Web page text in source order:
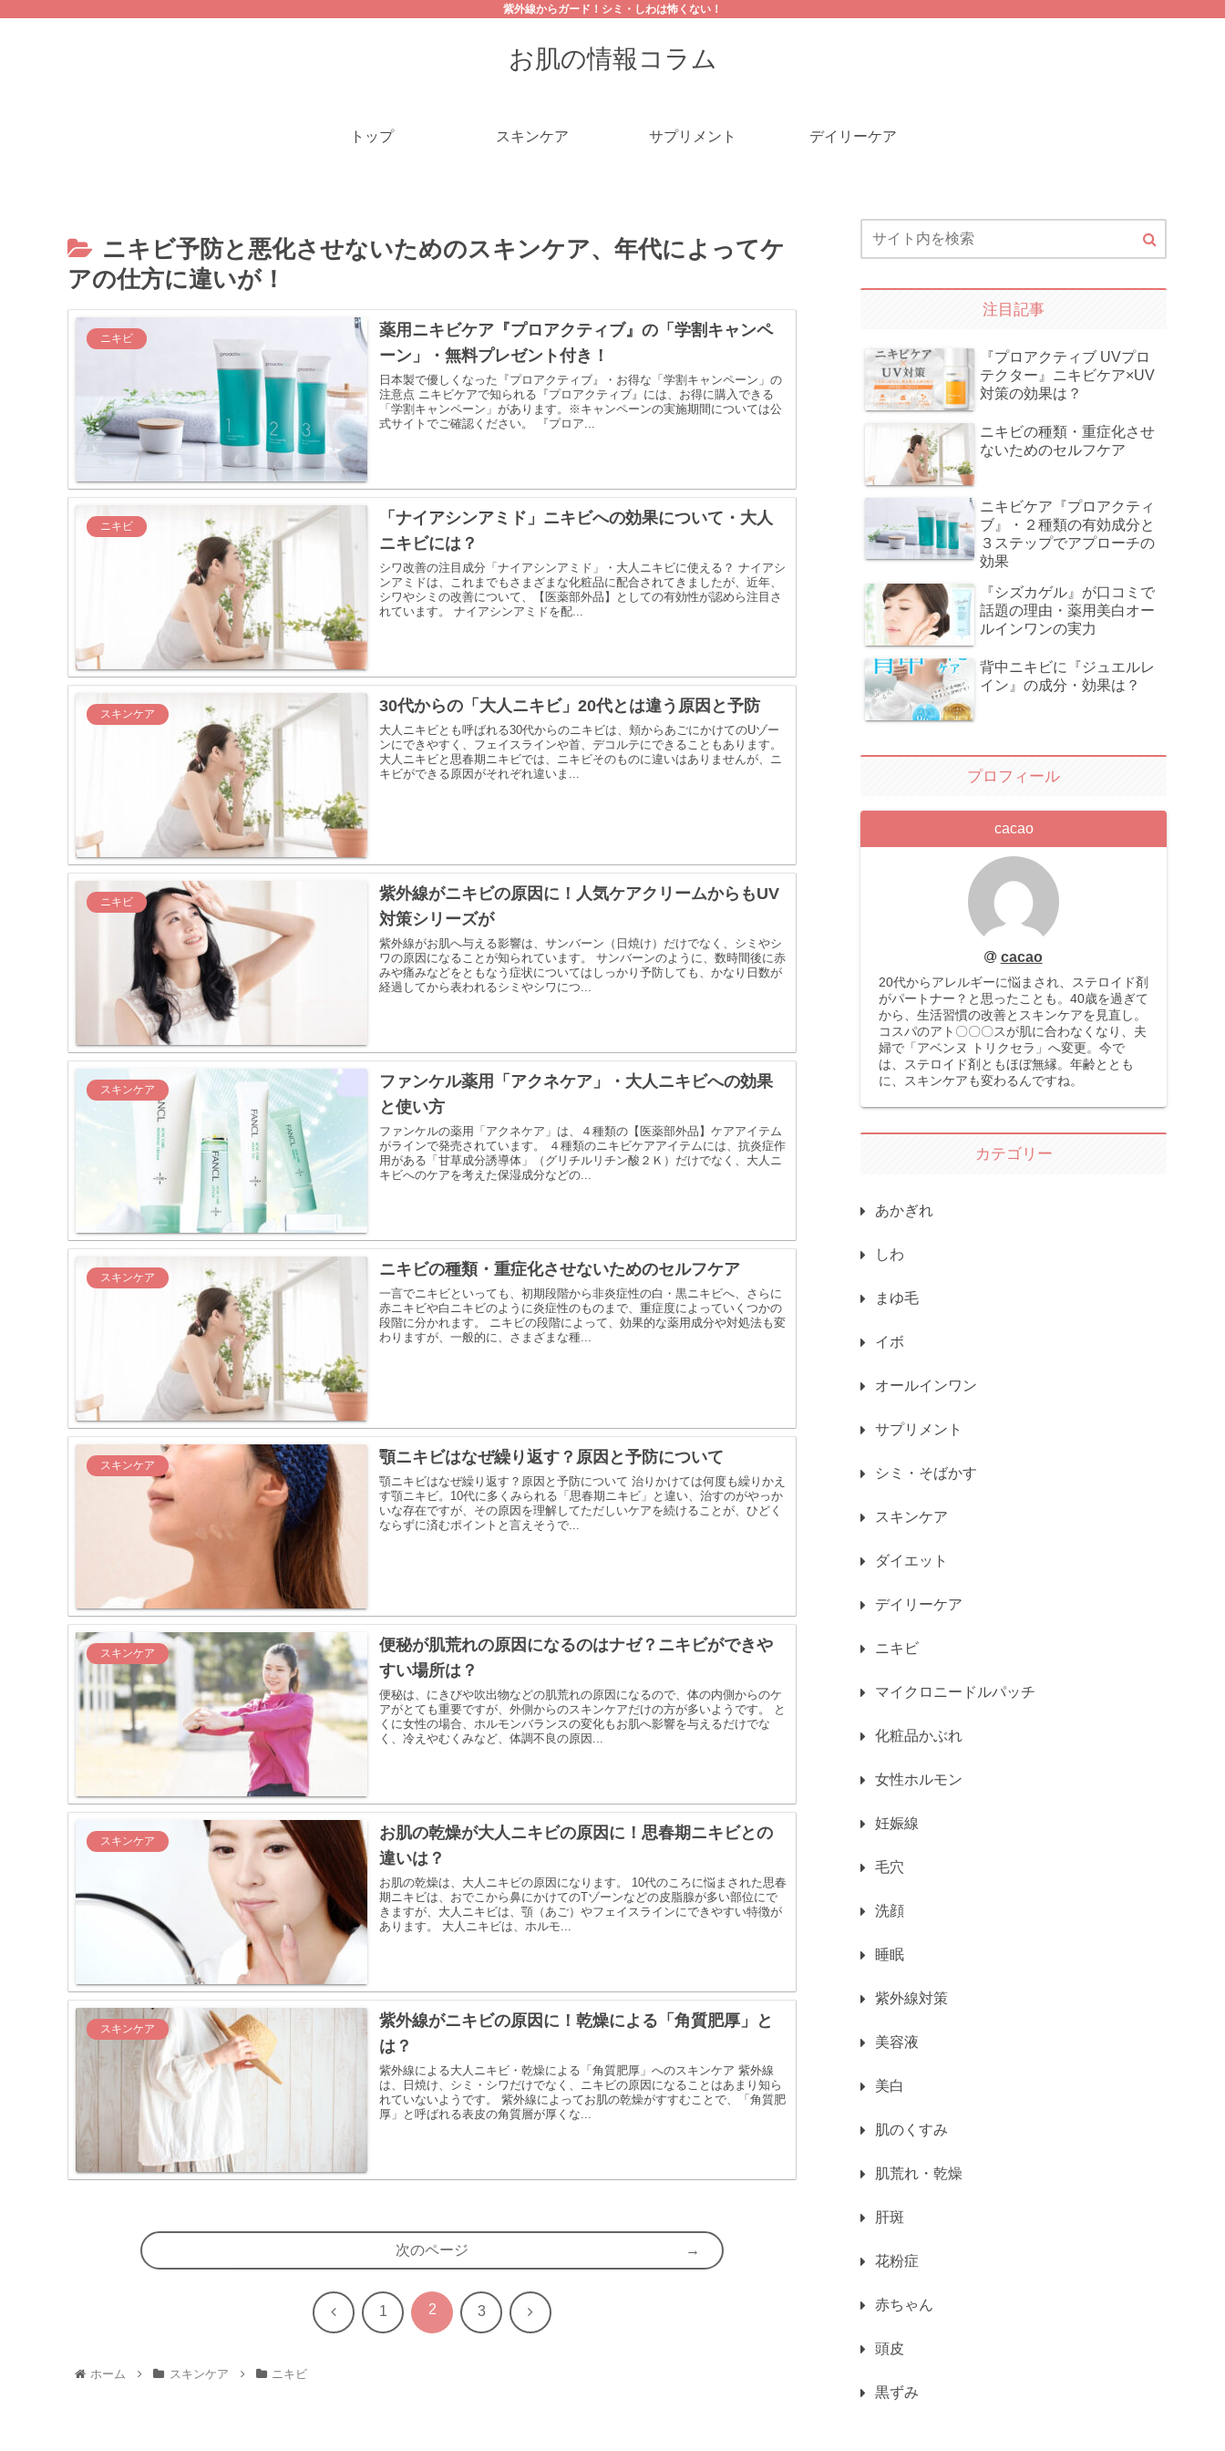
紫外線からガード！シミ・しわは怖くない！
お肌の情報コラム
トップ スキンケア サプリメント デイリーケア
ニキビ予防と悪化させないためのスキンケア、年代によってケ
アの仕方に違いが！
ニキビ
薬用ニキビケア『プロアクティブ』の「学割キャンペ
ーン」・無料プレゼント付き！
日本製で優しくなった『プロアクティブ』・お得な「学割キャンペーン」の
注意点 ニキビケアで知られる『プロアクティブ』には、お得に購入できる
「学割キャンペーン」があります。※キャンペーンの実施期間については公
式サイトでご確認ください。 『プロア...
ニキビ
「ナイアシンアミド」ニキビへの効果について・大人
ニキビには？
シワ改善の注目成分「ナイアシンアミド」・大人ニキビに使える？ ナイアシ
ンアミドは、これまでもさまざまな化粧品に配合されてきましたが、近年、
シワやシミの改善について、【医薬部外品】としての有効性が認めら注目さ
れています。 ナイアシンアミドを配...
スキンケア 30代からの「大人ニキビ」20代とは違う原因と予防
大人ニキビとも呼ばれる30代からのニキビは、頬からあごにかけてのUゾー
ンにできやすく、フェイスラインや首、デコルテにできることもあります。
大人ニキビと思春期ニキビでは、ニキビそのものに違いはありませんが、ニ
キビができる原因がそれぞれ違いま...
ニキビ
紫外線がニキビの原因に！人気ケアクリームからもUV
対策シリーズが
紫外線がお肌へ与える影響は、サンバーン（日焼け）だけでなく、シミやシ
ワの原因になることが知られています。 サンバーンのように、数時間後に赤
みや痛みなどをともなう症状についてはしっかり予防しても、かなり日数が
経過してから表われるシミやシワにつ...
スキンケア
ファンケル薬用「アクネケア」・大人ニキビへの効果
と使い方
ファンケルの薬用「アクネケア」は、４種類の【医薬部外品】ケアアイテム
がラインで発売されています。 ４種類のニキビケアアイテムには、抗炎症作
用がある「甘草成分誘導体」（グリチルリチン酸２Ｋ）だけでなく、大人ニ
キビへのケアを考えた保湿成分などの...
スキンケア ニキビの種類・重症化させないためのセルフケア
一言でニキビといっても、初期段階から非炎症性の白・黒ニキビへ、さらに
赤ニキビや白ニキビのように炎症性のものまで、重症度によっていくつかの
段階に分かれます。 ニキビの段階によって、効果的な薬用成分や対処法も変
わりますが、一般的に、さまざまな種...
スキンケア 顎ニキビはなぜ繰り返す？原因と予防について
顎ニキビはなぜ繰り返す？原因と予防について 治りかけては何度も繰りかえ
す顎ニキビ。10代に多くみられる「思春期ニキビ」と違い、治すのがやっか
いな存在ですが、その原因を理解してただしいケアを続けることが、ひどく
ならずに済むポイントと言えそうで...
スキンケア
便秘が肌荒れの原因になるのはナゼ？ニキビができや
すい場所は？
便秘は、にきびや吹出物などの肌荒れの原因になるので、体の内側からのケ
アがとても重要ですが、外側からのスキンケアだけの方が多いようです。 と
くに女性の場合、ホルモンバランスの変化もお肌へ影響を与えるだけでな
く、冷えやむくみなど、体調不良の原因...
スキンケア
お肌の乾燥が大人ニキビの原因に！思春期ニキビとの
違いは？
お肌の乾燥は、大人ニキビの原因になります。 10代のころに悩まされた思春
期ニキビは、おでこから鼻にかけてのTゾーンなどの皮脂腺が多い部位にで
きますが、大人ニキビは、顎（あご）やフェイスラインにできやすい特徴が
あります。 大人ニキビは、ホルモ...
スキンケア
紫外線がニキビの原因に！乾燥による「角質肥厚」と
は？
紫外線による大人ニキビ・乾燥による「角質肥厚」へのスキンケア 紫外線
は、日焼け、シミ・シワだけでなく、ニキビの原因になることはあまり知ら
れていないようです。 紫外線によってお肌の乾燥がすすむことで、「角質肥
厚」と呼ばれる表皮の角質層が厚くな...
次のページ
前 1 2 3 次
ホーム スキンケア ニキビ
注目記事
『プロアクティブ UVプロ
テクター』ニキビケア×UV
対策の効果は？
ニキビの種類・重症化させ
ないためのセルフケア
ニキビケア『プロアクティ
ブ』・２種類の有効成分と
３ステップでアプローチの
効果
『シズカゲル』が口コミで
話題の理由・薬用美白オー
ルインワンの実力
背中ニキビに『ジュエルレ
イン』の成分・効果は？
プロフィール
cacao
cacao
20代からアレルギーに悩まされ、ステロイド剤
がパートナー？と思ったことも。40歳を過ぎて
から、生活習慣の改善とスキンケアを見直し。
コスパのアト〇〇〇スが肌に合わなくなり、夫
婦で「アベンヌ トリクセラ」へ変更。今で
は、ステロイド剤ともほぼ無縁。年齢ととも
に、スキンケアも変わるんですね。
カテゴリー
あかぎれ
しわ
まゆ毛
イボ
オールインワン
サプリメント
シミ・そばかす
スキンケア
ダイエット
デイリーケア
ニキビ
マイクロニードルパッチ
化粧品かぶれ
女性ホルモン
妊娠線
毛穴
洗顔
睡眠
紫外線対策
美容液
美白
肌のくすみ
肌荒れ・乾燥
肝斑
花粉症
赤ちゃん
頭皮
黒ずみ